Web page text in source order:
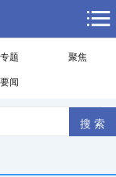
专题 聚焦
要闻